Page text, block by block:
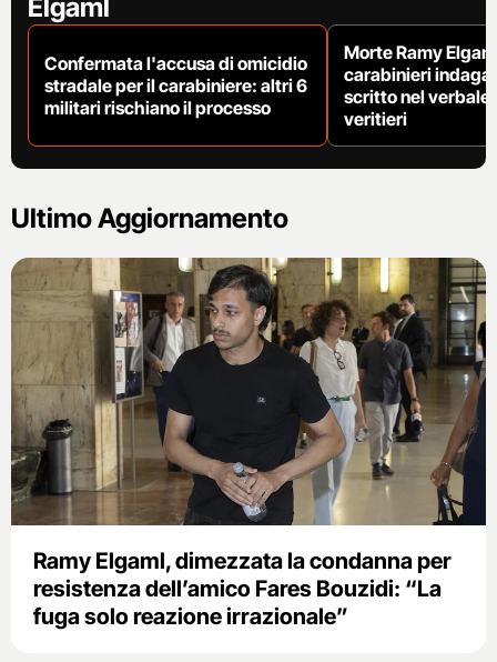
Elgaml
Confermata l'accusa di omicidio
stradale per il carabiniere: altri 6
militari rischiano il processo
Morte Ramy
carabinieri
scritto nel verbale
veritieri
Ultimo Aggiornamento
Ramy Elgaml, dimezzata la condanna per
resistenza dell’amico Fares Bouzidi: “La
fuga solo reazione irrazionale”